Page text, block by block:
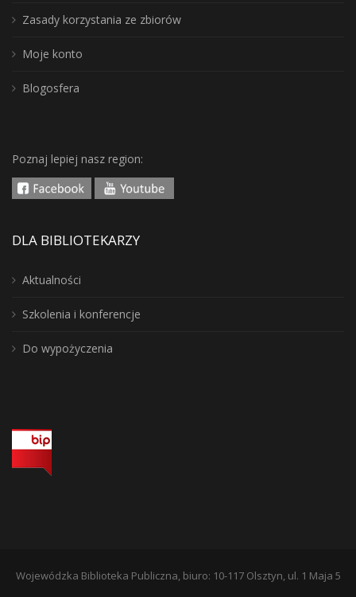
Zasady korzystania ze zbiorów
Moje konto
Blogosfera
Poznaj lepiej nasz region:
DLA BIBLIOTEKARZY
Aktualności
Szkolenia i konferencje
Do wypożyczenia
Wojewódzka Biblioteka Publiczna, biuro: 10-117 Olsztyn, ul. 1 Maja 5